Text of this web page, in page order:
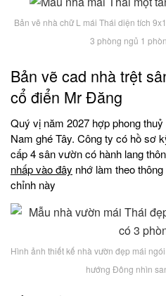
Bản vẽ nhà chữ L mái Thái diện tích
3 phòng ngủ 1
Bản vẽ cad nhà trệt
cổ điển Mr Đăng
Quý vị năm 2027 hợp phong
Nam ghé Tây. Công ty có hồ sơ
cấp 4 sân vườn có hành lang
nhấp vào đây nhớ làm theo
chỉnh này
Hình ảnh thiết kế nhà vườn đẹp mái
hướng Đông nhìn